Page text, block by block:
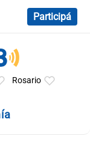
Participá
Rosario